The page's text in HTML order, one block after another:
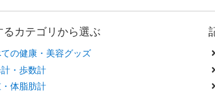
るカテゴリから選ぶ
の健康・美容グッズ
・歩数計
体脂肪計